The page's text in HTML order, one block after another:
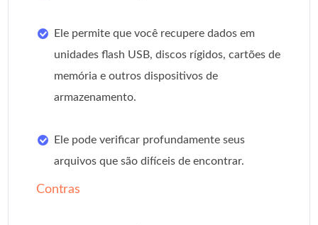
Ele permite que você recupere dados em
unidades flash USB, discos rígidos, cartões de
memória e outros dispositivos de
armazenamento.
Ele pode verificar profundamente seus
arquivos que são difíceis de encontrar.
Contras